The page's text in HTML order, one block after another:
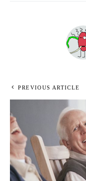
PREVIOUS ARTICLE